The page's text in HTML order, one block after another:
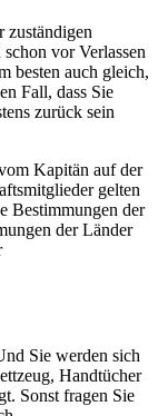
zuständigen
vor Verlassen
besten auch gleich,
Fall, dass Sie
zurück sein
Kapitän auf der
gelten
Bestimmungen der
der Länder
Sie werden sich
Handtücher
Sonst fragen Sie